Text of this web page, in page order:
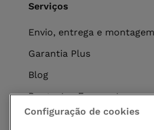
Serviços
Envio, entrega e montagem
Garantia Plus
Blog
Perguntas Frequentes
Configuração de cookies